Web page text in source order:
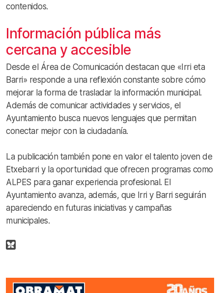
contenidos.
Información pública más
cercana y accesible
Desde el Área de Comunicación destacan que «Irri eta
Barri» responde a una reflexión constante sobre cómo
mejorar la forma de trasladar la información municipal.
Además de comunicar actividades y servicios, el
Ayuntamiento busca nuevos lenguajes que permitan
conectar mejor con la ciudadanía.
La publicación también pone en valor el talento joven de
Etxebarri y la oportunidad que ofrecen programas como
ALPES para ganar experiencia profesional. El
Ayuntamiento avanza, además, que Irri y Barri seguirán
apareciendo en futuras iniciativas y campañas
municipales.